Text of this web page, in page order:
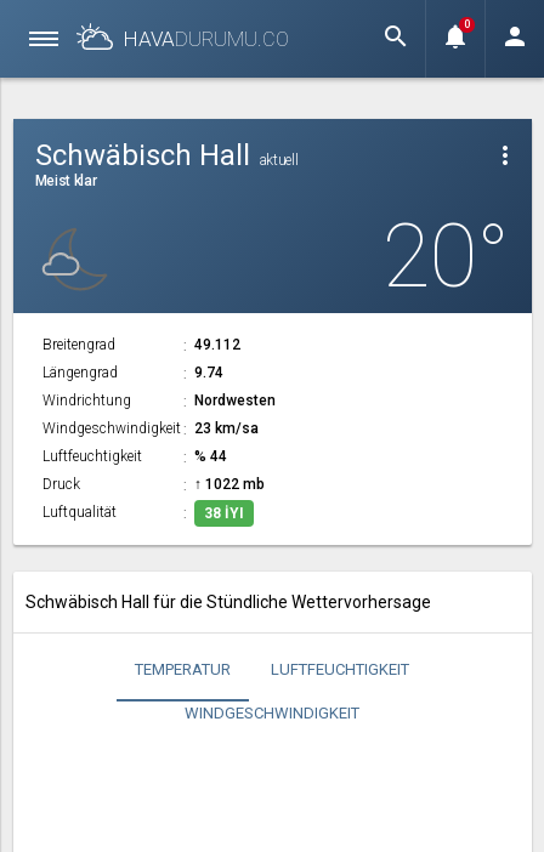
HAVADURUMU.CO search notifications
0 person
more_vert
Schwäbisch Hall
aktuell
Meist klar
20°
Breitengrad
49.112
Längengrad
9.74
Windrichtung
Nordwesten
Windgeschwindigkeit
23 km/sa
Luftfeuchtigkeit
% 44
Druck
↑ 1022 mb
Luftqualität
38 İYI
Schwäbisch Hall für die Stündliche Wettervorhersage
TEMPERATUR LUFTFEUCHTIGKEIT
WINDGESCHWINDIGKEIT